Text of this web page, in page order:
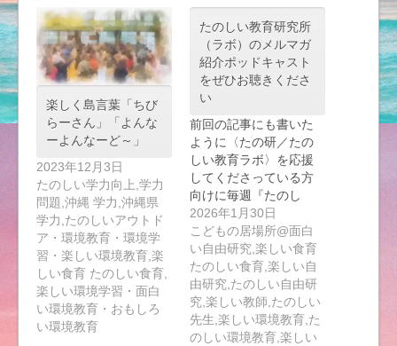
楽しく島言葉「ちび
らーさん」「よんな
ーよんなーど～」
2023年12月3日
たのしい学力向上,学力
問題,沖縄 学力,沖縄県
学力,たのしいアウトド
ア・環境教育・環境学
習・楽しい環境教育,楽
しい食育 たのしい食育,
楽しい環境学習・面白
い環境教育・おもしろ
い環境教育
たのしい教育研究所
（ラボ）のメルマガ
紹介ポッドキャスト
をぜひお聴きくださ
い
前回の記事にも書いた
ように〈たの研／たの
しい教育ラボ〉を応援
してくださっている方
向けに毎週『たのし
い…
2026年1月30日
こどもの居場所@面白
い自由研究,楽しい食育
たのしい食育,楽しい自
由研究,たのしい自由研
究,楽しい教師,たのしい
先生,楽しい環境教育,た
のしい環境教育,楽しい